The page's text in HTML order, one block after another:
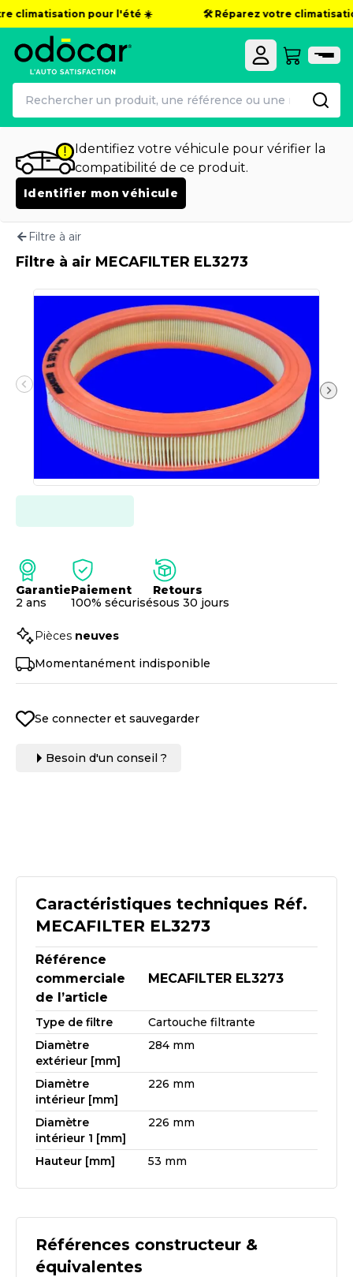
climatisation pour l'été ☀️ 🛠️ Réparez votre
Identifiez votre véhicule pour vérifier la
compatibilité de ce produit.
Identifier mon véhicule
Filtre à air
Caractéristiques techniques Réf.
MECAFILTER EL3273
Référence
commerciale
de l’article
MECAFILTER EL3273
Type de filtre
Cartouche filtrante
Diamètre
extérieur [mm]
284 mm
Diamètre
intérieur [mm]
226 mm
Diamètre
intérieur 1 [mm]
226 mm
Hauteur [mm] 53 mm
Références constructeur &
équivalentes
Filtre à air MECAFILTER EL3273
Garantie
2 ans
Paiement
100% sécurisé
Retours
sous 30 jours
Pièces neuves
Momentanément indisponible
Se connecter et sauvegarder
Besoin d'un conseil ?